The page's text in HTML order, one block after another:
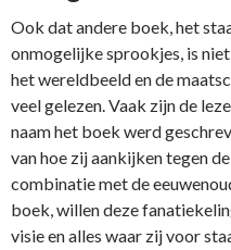
Ook dat andere boek, het
onmogelijke sprookjes, is
het wereldbeeld en de
veel gelezen. Vaak zijn de
naam het boek werd
van hoe zij aankijken tegen
combinatie met de
boek, willen deze
visie en alles waar zij voor